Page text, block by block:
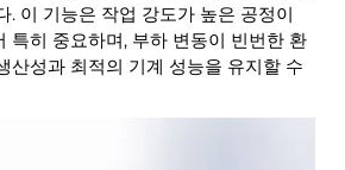
. 이 기능은 작업 강도가 높은 공정이
특히 중요하며, 부하 변동이 빈번한 환
산성과 최적의 기계 성능을 유지할 수